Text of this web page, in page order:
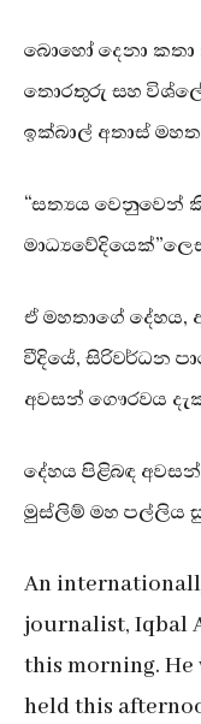
බොහෝ දෙනා කතා
තොරතුරු සහ
ඉක්බාල් අතාස්
“සත්‍යය වෙනුවෙන්
ඒ මහතාගේ දේහය,
වීදියේ, සිරිවර්ධන
අවසන් ගෞරවය
දේහය පිළිබඳ
මුස්ලිම් මහ පල්ලිය
An
journalist, Iqbal
this morning. He
held this